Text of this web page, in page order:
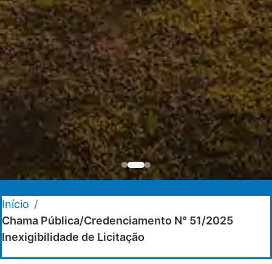
Início /
Chama Pública/Credenciamento N° 51/2025
Inexigibilidade de Licitação